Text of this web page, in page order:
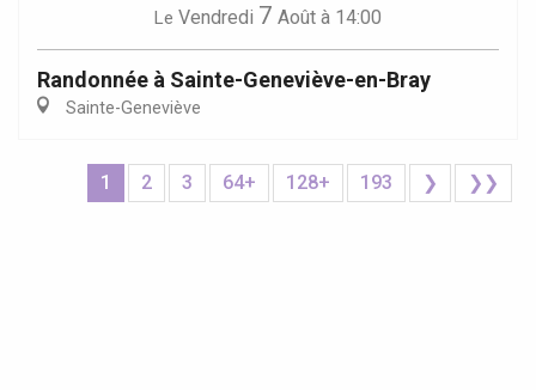
Le Vendredi 7 Août à 14:00
Randonnée à Sainte-Geneviève-en-Bray
Sainte-Geneviève
1 2 3 64+ 128+ 193 ❯ ❯❯